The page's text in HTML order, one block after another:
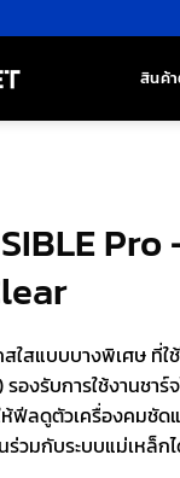
สินค้
Pro
สใสแบบบางพิเศษ ที่
องรับการใช้งานชา
ห้ฟีลดูตัวเครื่องคมชัด
ร่วมกับระบบแม่เหล็ก